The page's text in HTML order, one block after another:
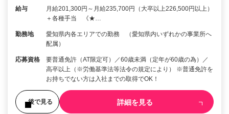
給与
月給201,300円～月給235,700円（大卒以上226,500円以上）
＋各種手当 《★…
勤務地
愛知県内各エリアでの勤務 （愛知県内いずれかの事業所へ
配属）
応募資格
要普通免許（AT限定可）／60歳未満（定年が60歳の為）／
高卒以上（※労働基準法等法令の規定により） ※普通免許を
お持ちでない方は入社までの取得でOK！
後で見る 詳細を見る